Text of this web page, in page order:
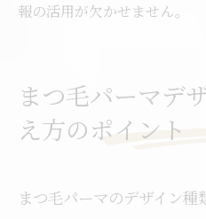
報の活用が欠かせません。
まつ毛パーマデ
え方のポイント
まつ毛パーマのデザイン